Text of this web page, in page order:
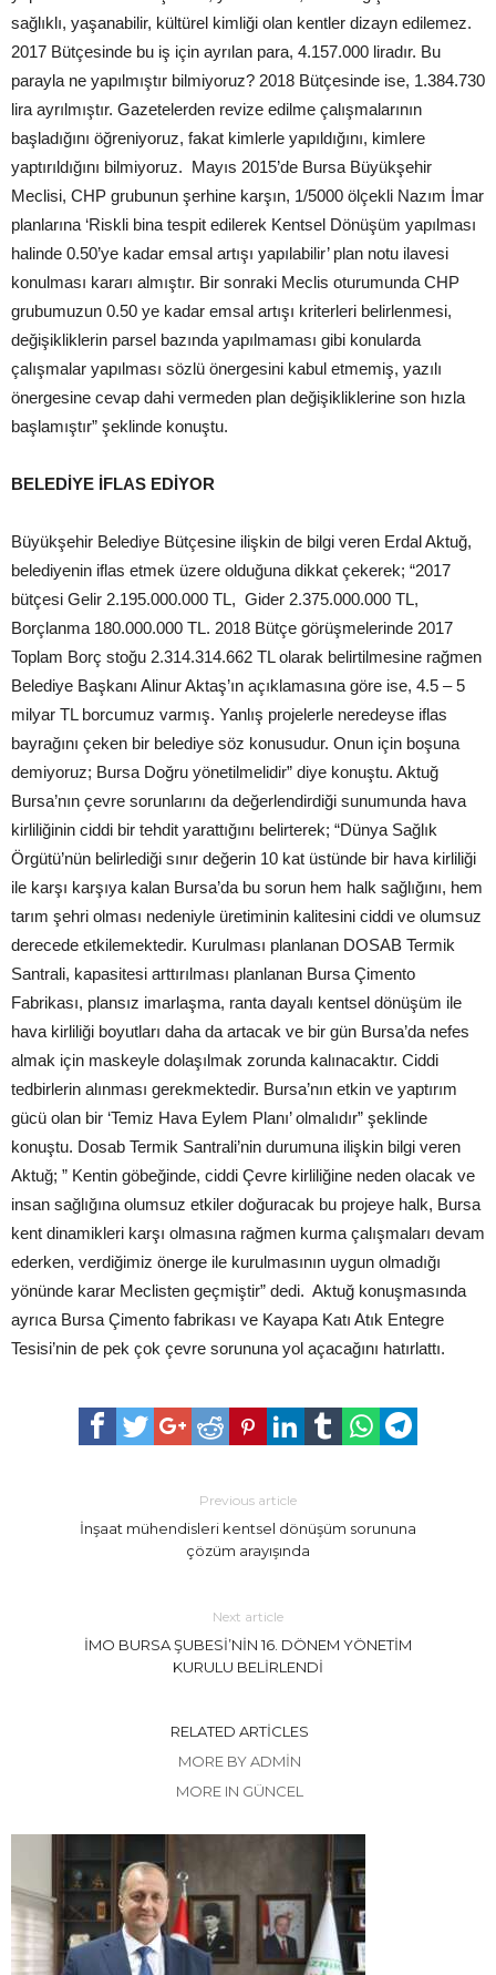
sağlıklı, yaşanabilir, kültürel kimliği olan kentler dizayn edilemez.
2017 Bütçesinde bu iş için ayrılan para, 4.157.000 liradır. Bu
parayla ne yapılmıştır bilmiyoruz? 2018 Bütçesinde ise, 1.384.730
lira ayrılmıştır. Gazetelerden revize edilme çalışmalarının
başladığını öğreniyoruz, fakat kimlerle yapıldığını, kimlere
yaptırıldığını bilmiyoruz. Mayıs 2015’de Bursa Büyükşehir
Meclisi, CHP grubunun şerhine karşın, 1/5000 ölçekli Nazım İmar
planlarına ‘Riskli bina tespit edilerek Kentsel Dönüşüm yapılması
halinde 0.50’ye kadar emsal artışı yapılabilir’ plan notu ilavesi
konulması kararı almıştır. Bir sonraki Meclis oturumunda CHP
grubumuzun 0.50 ye kadar emsal artışı kriterleri belirlenmesi,
değişikliklerin parsel bazında yapılmaması gibi konularda
çalışmalar yapılması sözlü önergesini kabul etmemiş, yazılı
önergesine cevap dahi vermeden plan değişikliklerine son hızla
başlamıştır” şeklinde konuştu.
BELEDİYE İFLAS EDİYOR
Büyükşehir Belediye Bütçesine ilişkin de bilgi veren Erdal Aktuğ,
belediyenin iflas etmek üzere olduğuna dikkat çekerek; “2017
bütçesi Gelir 2.195.000.000 TL, Gider 2.375.000.000 TL,
Borçlanma 180.000.000 TL. 2018 Bütçe görüşmelerinde 2017
Toplam Borç stoğu 2.314.314.662 TL olarak belirtilmesine rağmen
Belediye Başkanı Alinur Aktaş’ın açıklamasına göre ise, 4.5 – 5
milyar TL borcumuz varmış. Yanlış projelerle neredeyse iflas
bayrağını çeken bir belediye söz konusudur. Onun için boşuna
demiyoruz; Bursa Doğru yönetilmelidir” diye konuştu. Aktuğ
Bursa’nın çevre sorunlarını da değerlendirdiği sunumunda hava
kirliliğinin ciddi bir tehdit yarattığını belirterek; “Dünya Sağlık
Örgütü’nün belirlediği sınır değerin 10 kat üstünde bir hava kirliliği
ile karşı karşıya kalan Bursa’da bu sorun hem halk sağlığını, hem
tarım şehri olması nedeniyle üretiminin kalitesini ciddi ve olumsuz
derecede etkilemektedir. Kurulması planlanan DOSAB Termik
Santrali, kapasitesi arttırılması planlanan Bursa Çimento
Fabrikası, plansız imarlaşma, ranta dayalı kentsel dönüşüm ile
hava kirliliği boyutları daha da artacak ve bir gün Bursa’da nefes
almak için maskeyle dolaşılmak zorunda kalınacaktır. Ciddi
tedbirlerin alınması gerekmektedir. Bursa’nın etkin ve yaptırım
gücü olan bir ‘Temiz Hava Eylem Planı’ olmalıdır” şeklinde
konuştu. Dosab Termik Santrali’nin durumuna ilişkin bilgi veren
Aktuğ; ” Kentin göbeğinde, ciddi Çevre kirliliğine neden olacak ve
insan sağlığına olumsuz etkiler doğuracak bu projeye halk, Bursa
kent dinamikleri karşı olmasına rağmen kurma çalışmaları devam
ederken, verdiğimiz önerge ile kurulmasının uygun olmadığı
yönünde karar Meclisten geçmiştir” dedi. Aktuğ konuşmasında
ayrıca Bursa Çimento fabrikası ve Kayapa Katı Atık Entegre
Tesisi’nin de pek çok çevre sorununa yol açacağını hatırlattı.
Previous article
İnşaat mühendisleri kentsel dönüşüm sorununa
çözüm arayışında
Next article
İMO BURSA ŞUBESİ’NİN 16. DÖNEM YÖNETİM
KURULU BELİRLENDİ
RELATED ARTICLES
MORE BY ADMIN
MORE IN GÜNCEL